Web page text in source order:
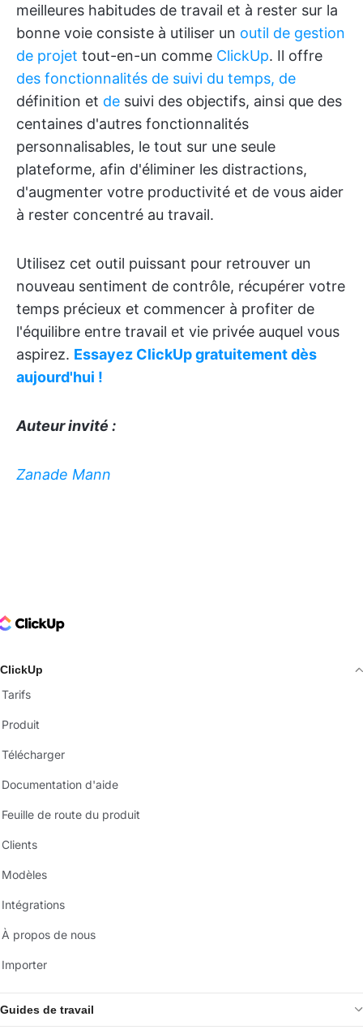
meilleures habitudes de travail et à rester sur la
bonne voie consiste à utiliser un outil de gestion
de projet tout-en-un comme ClickUp. Il offre
des fonctionnalités de suivi du temps, de
définition et de suivi des objectifs, ainsi que des
centaines d'autres fonctionnalités
personnalisables, le tout sur une seule
plateforme, afin d'éliminer les distractions,
d'augmenter votre productivité et de vous aider
à rester concentré au travail.
Utilisez cet outil puissant pour retrouver un
nouveau sentiment de contrôle, récupérer votre
temps précieux et commencer à profiter de
l'équilibre entre travail et vie privée auquel vous
aspirez. Essayez ClickUp gratuitement dès
aujourd'hui !
Auteur invité :
Zanade Mann
Logo
ClickUp
Tarifs
Produit
Télécharger
Documentation d'aide
Feuille de route du produit
Clients
Modèles
Intégrations
À propos de nous
Importer
Guides de travail